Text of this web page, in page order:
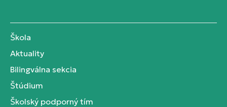
Škola
Aktuality
Bilingválna sekcia
Štúdium
Školský podporný tím